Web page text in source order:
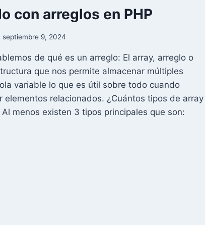
con arreglos en PHP
septiembre 9, 2024
de qué es un arreglo: El array, arreglo o
que nos permite almacenar múltiples
variable lo que es útil sobre todo cuando
elementos relacionados. ¿Cuántos tipos de array
Al menos existen 3 tipos principales que son: